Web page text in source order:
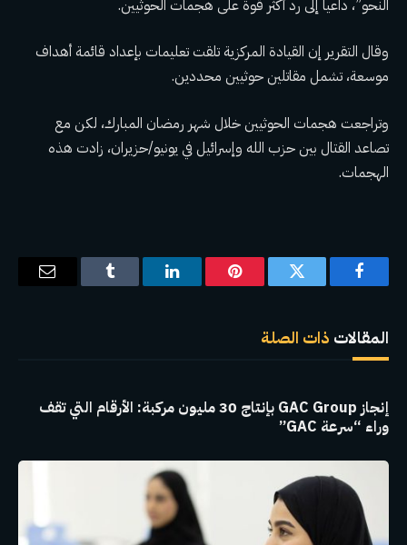
النحو”، داعيا إلى رد أكثر قوة على هجمات الحوثيين.
وقال التقرير إن القيادة المركزية تلقت تعليمات بإعداد قائمة أهداف
موسعة، تشمل مقاتلين حوثيين محددين.
وتراجعت هجمات الحوثيين خلال شهر رمضان المبارك، لكن مع
تصاعد القتال بين حزب الله وإسرائيل في يونيو/حزيران، زادت هذه
الهجمات.
فيسبوك تويتر بينتيريستلينكدإن Tumblr
البريد
المقالات ذات الصلة
إنجاز GAC Group بإنتاج 30 مليون مركبة: الأرقام التي تقف
وراء “سرعة GAC”